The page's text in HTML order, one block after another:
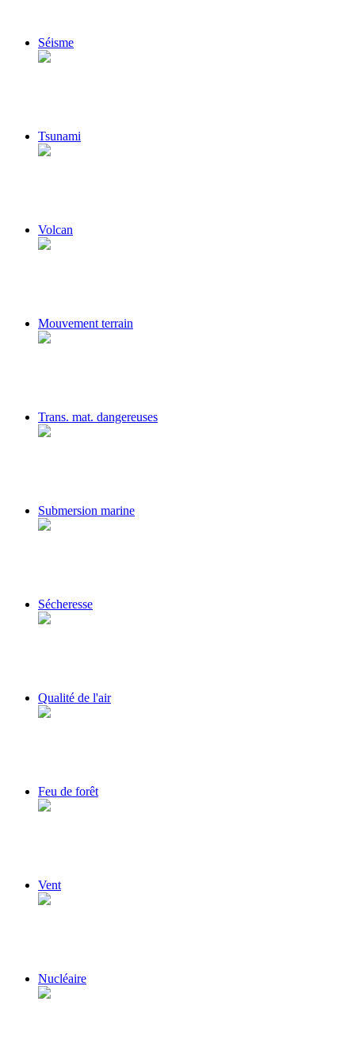
Séisme
Tsunami
Volcan
Mouvement terrain
Trans. mat. dangereuses
Submersion marine
Sécheresse
Qualité de l'air
Feu de forêt
Vent
Nucléaire